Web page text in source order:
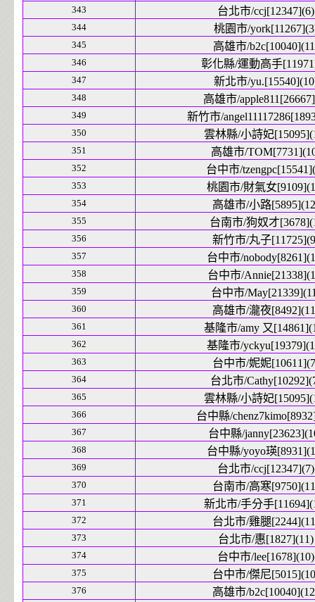
343 台北市/ccj[12347](6)
344 桃園市/
345 高雄市/
346 彰化縣/運動高手
347 新北市/
348 高雄市/
349 新竹市/
350 雲林縣/小詩妃
351 高雄市/
352 台中市/
353 桃園市/財氣女
354 高雄市/小路
355 台南市/狗奴才
356 新竹市/丸子
357 台中市/
358 台中市/
359 台中市/
360 高雄市/瀧夜
361 基隆市/amy 又
362 基隆市/
363 台中市/妮妮
364 台北市/
365 雲林縣/小詩妃
366 台中縣/
367 台中縣/
368 台中縣/yoyo瑛
369 台北市/ccj[12347](7)
370 台南市/高寒
371 新北市/手分手
372 台北市/雞腿
373 台北市/惠[1827](11)
374 台中市/lee[1678](10)
375 台中市/傑尼
376 高雄市/